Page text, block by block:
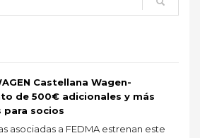
Castellana Wagen-
de 500€ adicionales y más
para socios
asociadas a FEDMA estrenan este